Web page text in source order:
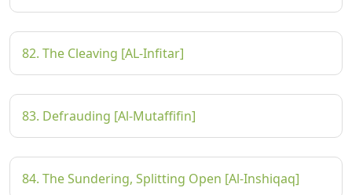
82. The Cleaving [AL-Infitar]
83. Defrauding [Al-Mutaffifin]
84. The Sundering, Splitting Open [Al-Inshiqaq]